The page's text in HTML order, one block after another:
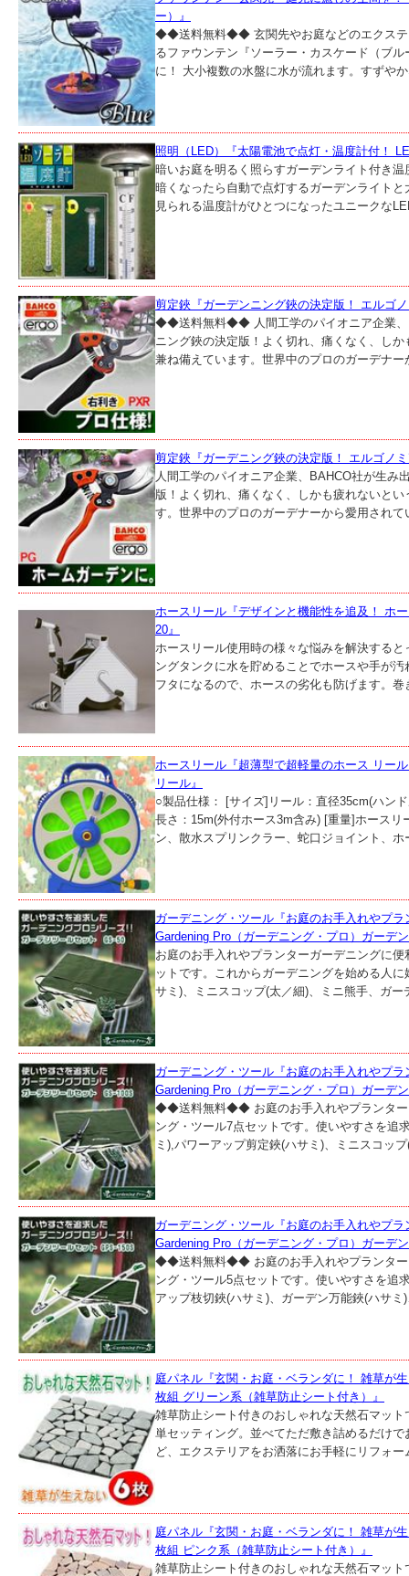
ー）』
◆◆送料無料◆◆ 玄関先やお庭などのエクステ
るファウンテン『ソーラー・カスケード（ブ
に！ 大小複数の水盤に水が流れます。すずや
照明（LED）『太陽電池で点灯・温度計付！
暗いお庭を明るく照らすガーデンライト付き
暗くなったら自動で点灯するガーデンライト
見られる温度計がひとつになったユニークな
剪定鋏『ガーデンニング鋏の決定版！ エルゴ
◆◆送料無料◆◆ 人間工学のパイオニア企業、
ニング鋏の決定版！よく切れ、痛くなく、し
兼ね備えています。世界中のプロのガーデナ
剪定鋏『ガーデニング鋏の決定版！ エルゴノ
人間工学のパイオニア企業、BAHCO社が生み
版！よく切れ、痛くなく、しかも疲れないと
す。世界中のプロのガーデナーから愛用され
ホースリール『デザインと機能性を追及！ ホ
20』
ホースリール使用時の様々な悩みを解決する
ングタンクに水を貯めることでホースや手が
フタになるので、ホースの劣化も防げます。
ホースリール『超薄型で超軽量のホース リー
リール』
○製品仕様： [サイズ]リール：直径35cm(ハン
長さ：15m(外付ホース3m含み) [重量]ホース
ン、散水スプリンクラー、蛇口ジョイント、
ガーデニング・ツール『お庭のお手入れやプ
Gardening Pro（ガーデニング・プロ）ガーデ
お庭のお手入れやプランターガーデニングに
ットです。これからガーデニングを始める人
サミ)、ミニスコップ(太／細)、ミニ熊手、ガー
ガーデニング・ツール『お庭のお手入れやプ
Gardening Pro（ガーデニング・プロ）ガーデ
◆◆送料無料◆◆ お庭のお手入れやプランター
ング・ツール7点セットです。使いやすさを追
ミ),パワーアップ剪定鋏(ハサミ)、ミニスコッ
ガーデニング・ツール『お庭のお手入れやプ
Gardening Pro（ガーデニング・プロ）ガーデ
◆◆送料無料◆◆ お庭のお手入れやプランター
ング・ツール5点セットです。使いやすさを追
アップ枝切鋏(ハサミ)、ガーデン万能鋏(ハサミ
庭パネル『玄関・お庭・ベランダに！ 雑草が
枚組 グリーン系（雑草防止シート付き）』
雑草防止シート付きのおしゃれな天然石マッ
単セッティング。並べてただ敷き詰めるだけ
ど、エクステリアをお洒落にお手軽にリフォ
庭パネル『玄関・お庭・ベランダに！ 雑草が
枚組 ピンク系（雑草防止シート付き）』
雑草防止シート付きのおしゃれな天然石マッ